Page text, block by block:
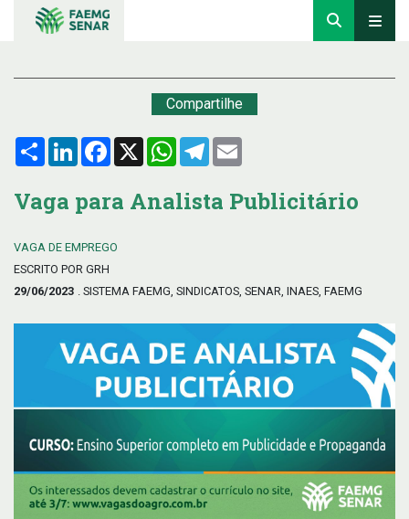
Compartilhe
Compartilhar
LinkedInFacebook
X WhatsApp
Telegram
Vaga para Analista Publicitário
VAGA DE EMPREGO
ESCRITO POR GRH
29/06/2023 . SISTEMA FAEMG, SINDICATOS, SENAR, INAES, FAEMG